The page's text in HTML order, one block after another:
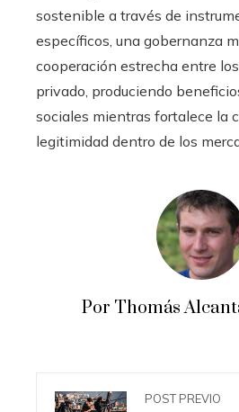
sostenible a través de
específicos, una gobernanza
cooperación estrecha entre
privado, produciendo
sociales mientras fortalece la
legitimidad dentro de los
Por Thomás
POST PREVIO